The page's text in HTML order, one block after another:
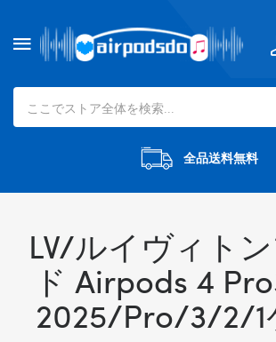
全品送料無料
LV/ルイヴィト
ド Airpods 4
2025/pro/3/2/1